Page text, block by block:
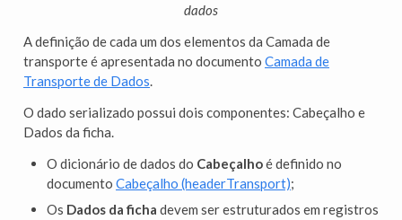
dados
A definição de cada um dos elementos da Camada de
transporte é apresentada no documento Camada de
Transporte de Dados.
O dado serializado possui dois componentes: Cabeçalho e
Dados da ficha.
O dicionário de dados do Cabeçalhoé definido no
documento Cabeçalho (headerTransport);
Os Dados da ficha devem ser estruturados em registros